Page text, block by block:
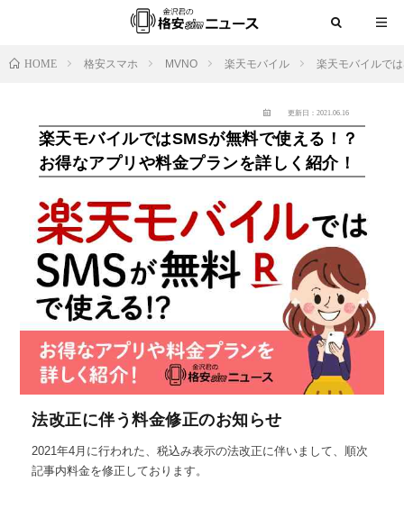
HOME 格安スマホ MVNO 楽天モバイル 楽天モバイルで
更新日：2021.06.16
楽天モバイルではSMSが無料で使える！？
お得なアプリや料金プランを詳しく紹介！
法改正に伴う料金修正のお知らせ
2021年4月に行われた、税込み表示の法改正に伴いまして、順次
記事内料金を修正しております。